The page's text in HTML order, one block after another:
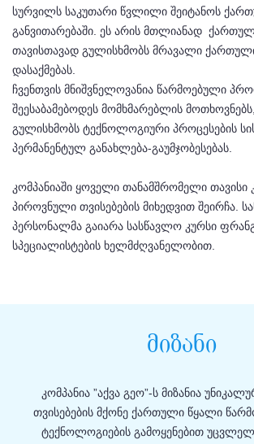
სურვილს საკუთარი წვლილი შეიტანოს
განვითარებაში. ეს არის მთლიანად
თავისთავად გულისხმობს მრავალი
დასაქმებას.
ჩვენთვის მნიშვნელოვანია წარმოებული
შეესაბამებოდეს მომხმარებლის
გულისხმობს ტექნოლოგიური პროცესების
პერმანენტულ განახლება-გაუმჯობესებას.
კომპანიაში ყოველი თანამშრომელი თავისი
პიროვნული თვისებების მიხედვით შეირჩა.
პერსონალმა გაიარა სასწავლო კურსი
სპეციალისტების ხელმძღვანელობით.
მიზანი
კომპანია ”აქვა გეო”-ს მიზანია
თვისებების მქონე ქართული წყალი
ტექნოლოგიების გამოყენებით